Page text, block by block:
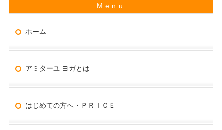
ホーム
アミターユ ヨガとは
はじめての方へ・ＰＲＩＣＥ